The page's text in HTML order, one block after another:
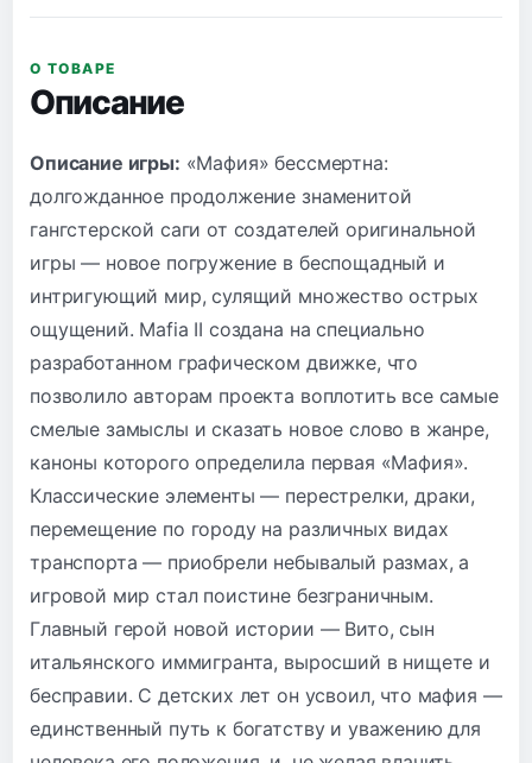
О ТОВАРЕ
Описание
Описание игры: «Мафия» бессмертна:
долгожданное продолжение знаменитой
гангстерской саги от создателей оригинальной
игры — новое погружение в беспощадный и
интригующий мир, сулящий множество острых
ощущений. Mafia II создана на специально
разработанном графическом движке, что
позволило авторам проекта воплотить все самые
смелые замыслы и сказать новое слово в жанре,
каноны которого определила первая «Мафия».
Классические элементы — перестрелки, драки,
перемещение по городу на различных видах
транспорта — приобрели небывалый размах, а
игровой мир стал поистине безграничным.
Главный герой новой истории — Вито, сын
итальянского иммигранта, выросший в нищете и
бесправии. С детских лет он усвоил, что мафия —
единственный путь к богатству и уважению для